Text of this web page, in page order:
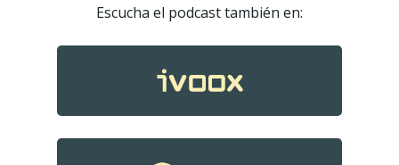
Escucha el podcast también en:
Podcast
Contacto